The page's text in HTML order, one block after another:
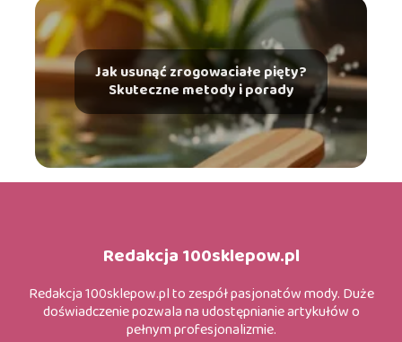
Jak usunąć zrogowaciałe pięty?
Skuteczne metody i porady
Redakcja 100sklepow.pl
Redakcja 100sklepow.pl to zespół pasjonatów mody. Duże
doświadczenie pozwala na udostępnianie artykułów o
pełnym profesjonalizmie.